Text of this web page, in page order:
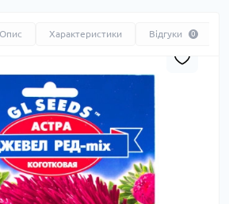
Опис Характеристики Відгуки 0